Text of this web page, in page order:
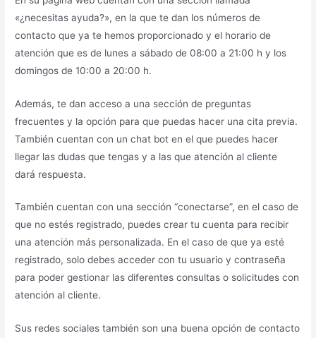
«¿necesitas ayuda?», en la que te dan los números de
contacto que ya te hemos proporcionado y el horario de
atención que es de lunes a sábado de 08:00 a 21:00 h y los
domingos de 10:00 a 20:00 h.
Además, te dan acceso a una sección de preguntas
frecuentes y la opción para que puedas hacer una cita previa.
También cuentan con un chat bot en el que puedes hacer
llegar las dudas que tengas y a las que atención al cliente
dará respuesta.
También cuentan con una sección “conectarse”, en el caso de
que no estés registrado, puedes crear tu cuenta para recibir
una atención más personalizada. En el caso de que ya esté
registrado, solo debes acceder con tu usuario y contraseña
para poder gestionar las diferentes consultas o solicitudes con
atención al cliente.
Sus redes sociales también son una buena opción de contacto